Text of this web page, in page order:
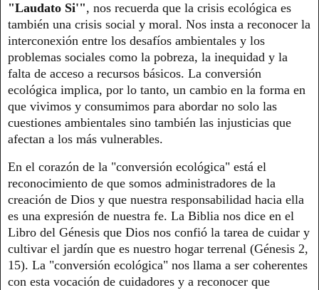
"Laudato Si'", nos recuerda que la crisis ecológica es
también una crisis social y moral. Nos insta a reconocer la
interconexión entre los desafíos ambientales y los
problemas sociales como la pobreza, la inequidad y la
falta de acceso a recursos básicos. La conversión
ecológica implica, por lo tanto, un cambio en la forma en
que vivimos y consumimos para abordar no solo las
cuestiones ambientales sino también las injusticias que
afectan a los más vulnerables.
En el corazón de la "conversión ecológica" está el
reconocimiento de que somos administradores de la
creación de Dios y que nuestra responsabilidad hacia ella
es una expresión de nuestra fe. La Biblia nos dice en el
Libro del Génesis que Dios nos confió la tarea de cuidar y
cultivar el jardín que es nuestro hogar terrenal (Génesis 2,
15). La "conversión ecológica" nos llama a ser coherentes
con esta vocación de cuidadores y a reconocer que